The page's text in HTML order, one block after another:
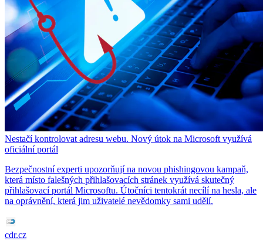
Nestačí kontrolovat adresu webu. Nový útok na Microsoft využívá
oficiální portál
Bezpečnostní experti upozorňují na novou phishingovou kampaň,
která místo falešných přihlašovacích stránek využívá skutečný
přihlašovací portál Microsoftu. Útočníci tentokrát necílí na hesla, ale
na oprávnění, která jim uživatelé nevědomky sami udělí.
cdr.cz